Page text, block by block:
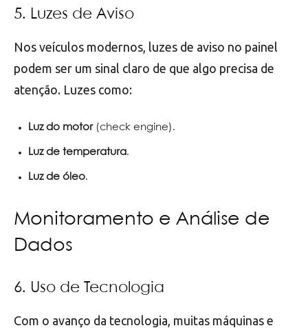
5. Luzes de Aviso
Nos veículos modernos, luzes de aviso no painel
podem ser um sinal claro de que algo precisa de
atenção. Luzes como:
Luz do motor(check engine).
Luz de temperatura.
Luz de óleo.
Monitoramento e Análise de
Dados
6. Uso de Tecnologia
Com o avanço da tecnologia, muitas máquinas e